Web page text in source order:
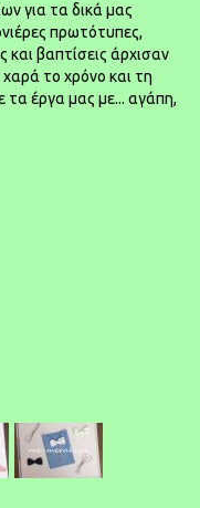
για τα δικά μας
πρωτότυπες,
και βαπτίσεις άρχισαν
το χρόνο και τη
τα έργα μας με... αγάπη,